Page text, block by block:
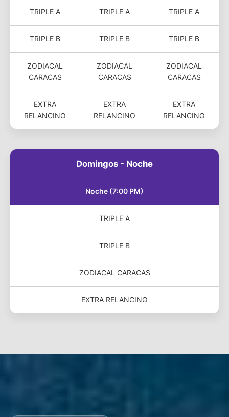
TRIPLE A TRIPLE A TRIPLE A
TRIPLE B TRIPLE B TRIPLE B
ZODIACAL
CARACAS
ZODIACAL
CARACAS
ZODIACAL
CARACAS
EXTRA
RELANCINO
EXTRA
RELANCINO
EXTRA
RELANCINO
Domingos - Noche
Noche (7:00 PM)
TRIPLE A
TRIPLE B
ZODIACAL CARACAS
EXTRA RELANCINO